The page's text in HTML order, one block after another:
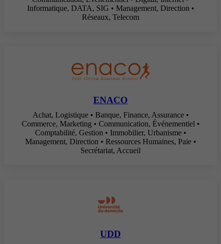
Informatique, DATA, SIG • Management, Direction •
Réseaux, Telecom
ENACO
Achat, Logistique • Banque, Finance, Assurance •
Commerce, Marketing • Communication, Événementiel •
Comptabilité, Gestion • Immobilier, Urbanisme •
Management, Direction • Ressources Humaines, Paie •
Secrétariat, Accueil
UDD